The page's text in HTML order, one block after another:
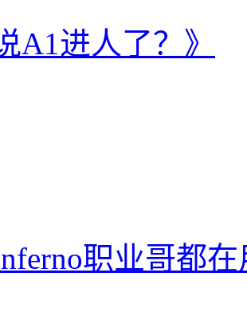
A1进人了？》
职业哥都